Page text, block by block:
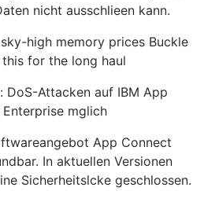
nicht ausschlieen kann.
high memory prices Buckle
for the long haul
DoS-Attacken auf IBM App
mglich
App Connect
In aktuellen Versionen
Sicherheitslcke geschlossen.